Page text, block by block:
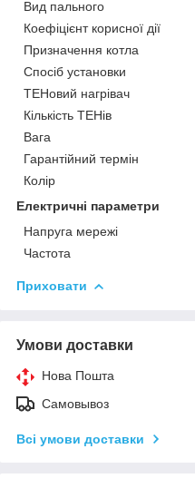
Вид пального
Коефіцієнт корисної дії
Призначення котла
Спосіб установки
ТЕНовий нагрівач
Кількість ТЕНів
Вага
Гарантійний термін
Колір
Електричні параметри
Напруга мережі
Частота
Приховати
Умови доставки
Нова Пошта
Самовывоз
Всі умови доставки